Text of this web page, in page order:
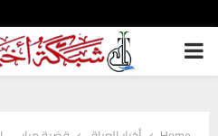
PRIMARY